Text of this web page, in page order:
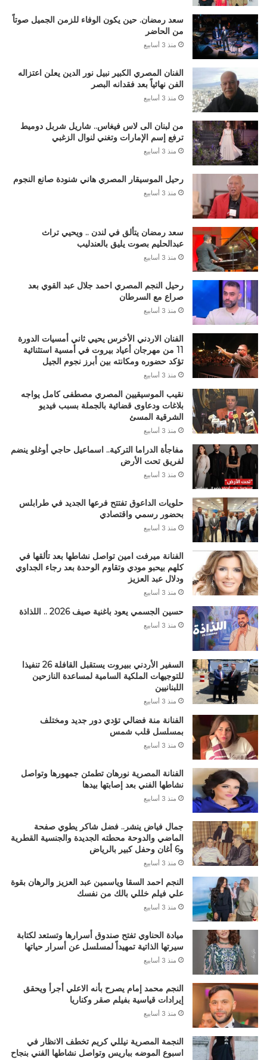
سعد رمضان. حين يكون الوفاء للزمن الجميل صوتاً
من الحاضر
منذ 3 أسابيع
الفنان المصري الكبير نبيل نور الدين يعلن اعتزاله
الفن نهائياً بعد فقدانه البصر
منذ 3 أسابيع
من لبنان الى لاس فيغاس.. شاريل شربل دوميط
ترفع إسم الإمارات وتغني لنوال الزغبي
منذ 3 أسابيع
رحيل الموسيقار المصري هاني شنودة صانع النجوم
منذ 3 أسابيع
سعد رمضان يتألق في لندن .. ويحيي تراث
عبدالحليم بصوت يليق بالعندليب
منذ 3 أسابيع
رحيل النجم المصري احمد جلال عبد القوي بعد
صراع مع السرطان
منذ 3 أسابيع
الفنان الاردني الأخرس يحيي ثاني أمسيات الدورة
11 من مهرجان أعياد بيروت في أمسية استثنائية
تؤكد حضوره ومكانته بين أبرز نجوم الجيل
منذ 3 أسابيع
نقيب الموسيقيين المصري مصطفى كامل يواجه
بلاغات ودعاوى قضائية بالجملة بسبب فيديو
الشرقية المسئ
منذ 3 أسابيع
مفاجأة الدراما التركية.. اسماعيل حاجي أوغلو ينضم
لفريق تحت الأرض
منذ 3 أسابيع
حلويات الداعوق تفتتح فرعها الجديد في طرابلس
بحضور رسمي واقتصادي
منذ 3 أسابيع
الفنانة ميرفت امين تواصل نشاطها بعد تألقها في
كلهم بيحبو مودي وتقاوم الوحدة بعد رجاء الجداوي
ودلال عبد العزيز
منذ 3 أسابيع
حسين الجسمي يعود باغنية صيف 2026 .. اللذاذة
منذ 3 أسابيع
السفير الأردني ببيروت يستقبل القافلة 26 تنفيذا
للتوجيهات الملكية السامية لمساعدة النازحين
اللبنانيين
منذ 3 أسابيع
الفنانة منة فضالي تؤدي دور جديد ومختلف
بمسلسل قلب شمس
منذ 3 أسابيع
الفنانة المصرية نورهان تطمئن جمهورها وتواصل
نشاطها الفني بعد إصابتها بيدها
منذ 3 أسابيع
جمال فياض ينشر.. فضل شاكر يطوي صفحة
الماضي والدوحة محطته الجديدة والجنسية القطرية
و6 أغان وحفل كبير بالرياض
منذ 3 أسابيع
النجم احمد السقا وياسمين عبد العزيز والرهان بقوة
علي فيلم خللي بالك من نفسك
منذ 3 أسابيع
ميادة الحناوي تفتح صندوق أسرارها وتستعد لكتابة
سيرتها الذاتية تمهيداً لمسلسل عن أسرار حياتها
منذ 3 أسابيع
النجم محمد إمام يصرح بأنه الاعلي أجرأ ويحقق
إيرادات قياسية بفيلم صقر وكناريا
منذ 3 أسابيع
النجمة المصرية نيللي كريم تخطف الانظار في
اسبوع الموضه بباريس وتواصل نشاطها الفني بنجاح